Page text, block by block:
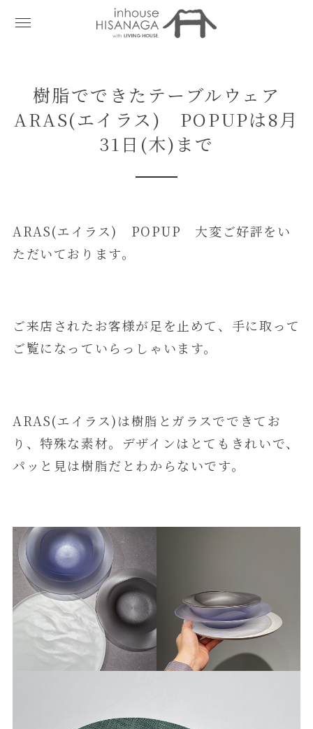
樹脂でできたテーブルウェア
ARAS(エイラス) POPUPは8月
31日(木)まで
ARAS(エイラス) POPUP 大変ご好評をい
ただいております。
ご来店されたお客様が足を止めて、手に取って
ご覧になっていらっしゃいます。
ARAS(エイラス)は樹脂とガラスでできてお
り、特殊な素材。デザインはとてもきれいで、
パッと見は樹脂だとわからないです。